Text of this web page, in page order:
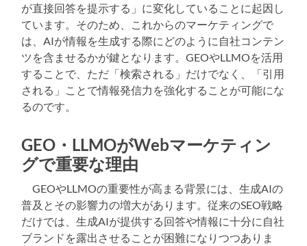
が直接回答を提示する」に変化していることに起因し
ています。そのため、これからのマーケティングで
は、AIが情報を生成する際にどのように自社コンテン
ツを含ませるかが鍵となります。GEOやLLMOを活用
することで、ただ「検索される」だけでなく、「引用
される」ことで情報発信力を強化することが可能にな
るのです。
GEO・LLMOがWebマーケティン
グで重要な理由
GEOやLLMOの重要性が高まる背景には、生成AIの
普及とその影響力の増大があります。従来のSEO戦略
だけでは、生成AIが提供する回答や情報に十分に自社
ブランドを露出させることが困難になりつつありま